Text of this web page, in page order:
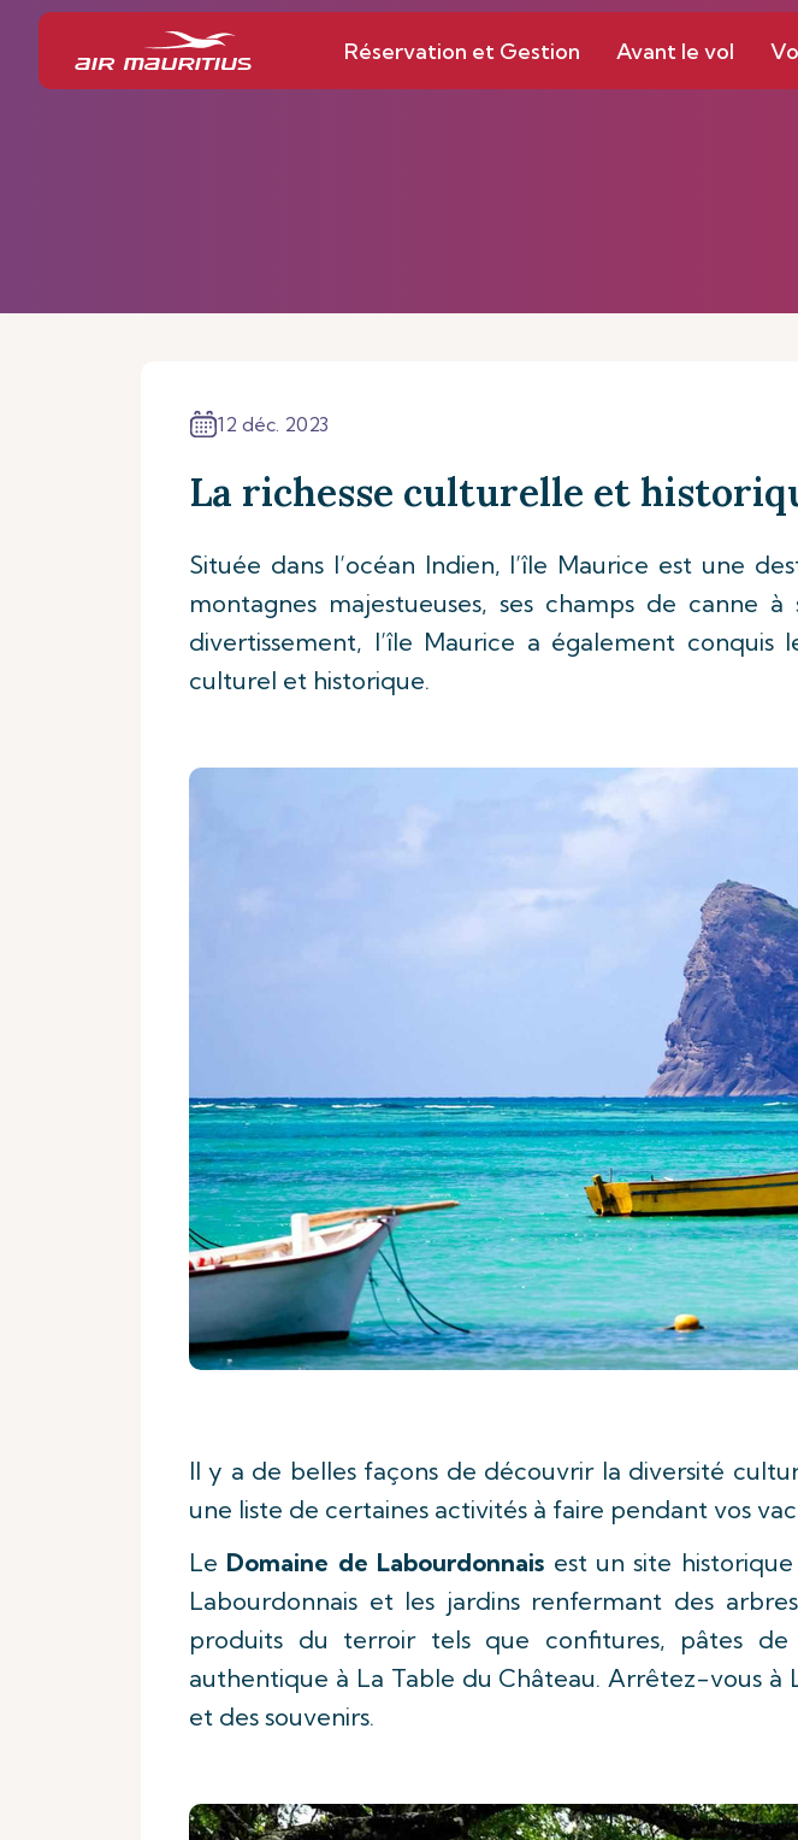
Réservation et Gestion Avant le vol
12 déc. 2023
La richesse culturelle et
Située dans l’océan Indien, l’île Maurice est une
montagnes majestueuses, ses champs de canne
divertissement, l’île Maurice a également
culturel et historique.
Il y a de belles façons de découvrir la diversité
une liste de certaines activités à faire pendant vos
Le Domaine de Labourdonnais est un site
Labourdonnais et les jardins renfermant des
produits du terroir tels que confitures, pâtes
authentique à La Table du Château. Arrêtez-vous
et des souvenirs.